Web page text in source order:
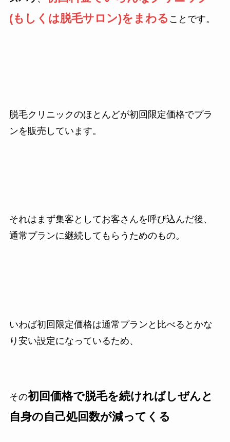
(もしくは脱毛サロン)をまわる ことです。
脱毛クリニックのほとんどが初回限定価格でプラ
ンを販売しています。
それはまず集客としてお客さんを呼び込んだ後、
通常プランに継続してもらうためのもの。
いわば初回限定価格は通常プランと比べるとかな
り安い設定になっているため、
その初回価格で脱毛を続ければしぜんと
自身の自己処回数が減ってくる